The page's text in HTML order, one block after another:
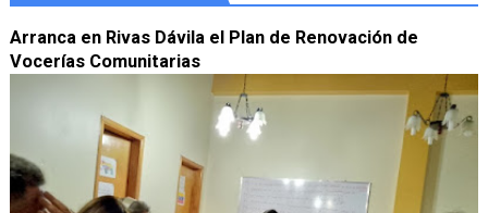
Arranca en Rivas Dávila el Plan de Renovación de
Vocerías Comunitarias